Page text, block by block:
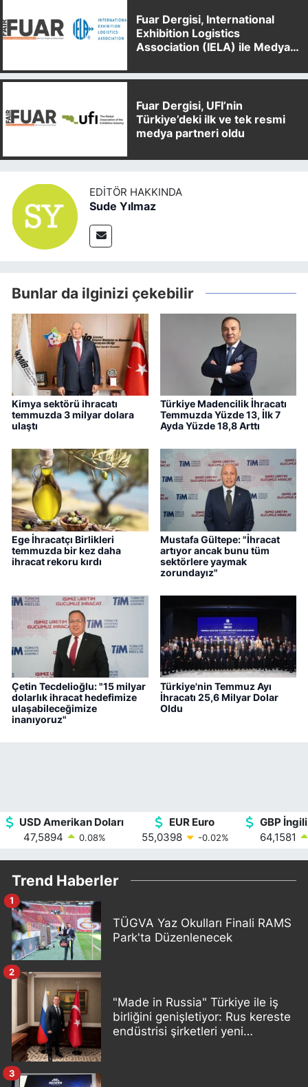
Fuar Dergisi, International
Exhibition Logistics
Association (IELA) ile Medya
Fuar Dergisi, UFI’nin
Türkiye’deki ilk ve tek resmi
medya partneri oldu
EDITÖR HAKKINDA
Sude Yılmaz
Bunlar da ilginizi çekebilir
Kimya sektörü ihracatı
temmuzda 3 milyar dolara
ulaştı
Türkiye Madencilik İhracatı
Temmuzda Yüzde 13, İlk 7
Ayda Yüzde 18,8 Arttı
Ege İhracatçı Birlikleri
temmuzda bir kez daha
ihracat rekoru kırdı
Mustafa Gültepe: "İhracat
artıyor ancak bunu tüm
sektörlere yaymak
zorundayız"
Çetin Tecdelioğlu: "15 milyar
dolarlık ihracat hedefimize
ulaşabileceğimize
inanıyoruz"
Türkiye'nin Temmuz Ayı
İhracatı 25,6 Milyar Dolar
Oldu
USD Amerikan Doları
47,5894
0.08%
EUR Euro
55,0398
-0.02%
GBP
64,1581
Trend Haberler
TÜGVA Yaz Okulları Finali RAMS
Park'ta Düzenlenecek
1
"Made in Russia" Türkiye ile iş
birliğini genişletiyor: Rus kereste
endüstrisi şirketleri yeni
2
3